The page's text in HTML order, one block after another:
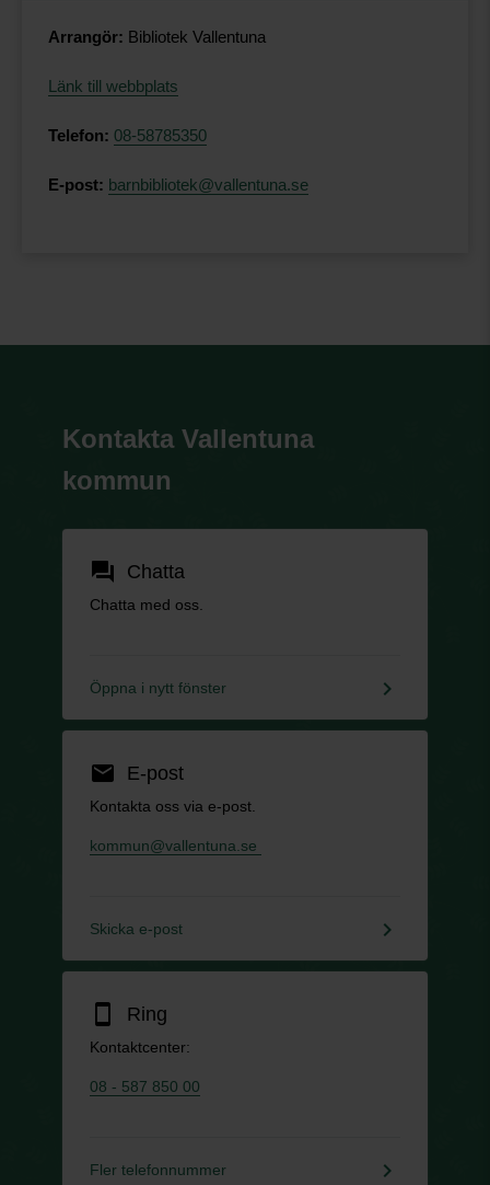
Arrangör: Bibliotek Vallentuna
Länk till webbplats
Telefon: 08-58785350
E-post: barnbibliotek@vallentuna.se
Kontakta Vallentuna
kommun
forum Chatta
Chatta med oss.
Öppna i nytt fönster keyboard_arrow_right
email E-post
Kontakta oss via e-post.
kommun@vallentuna.se
Skicka e-post keyboard_arrow_right
smartphone Ring
Kontaktcenter:
08 - 587 850 00
Fler telefonnummer keyboard_arrow_right